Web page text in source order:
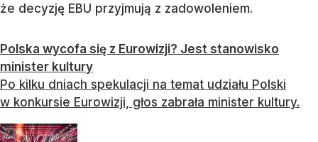
że decyzję EBU przyjmują z zadowoleniem.
Polska wycofa się z Eurowizji? Jest stanowisko
minister kultury
Po kilku dniach spekulacji na temat udziału Polski
w konkursie Eurowizji, głos zabrała minister kultury.